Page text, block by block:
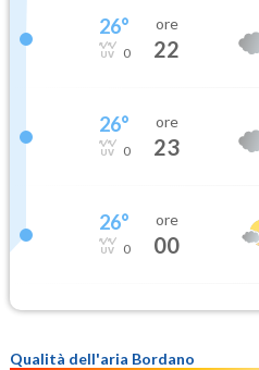
26°
0
ore
22
26°
0
ore
23
26°
0
ore
00
Qualità dell'aria Bordano